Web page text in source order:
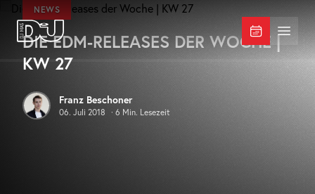
Zum Hauptinhalt springen
DJ Mag Germany Menü
NEWS
DIE EDM-RELEASES DER WOCHE |
KW 27
Franz Beschoner
06. Juli 2018 · 6 Min. Lesezeit